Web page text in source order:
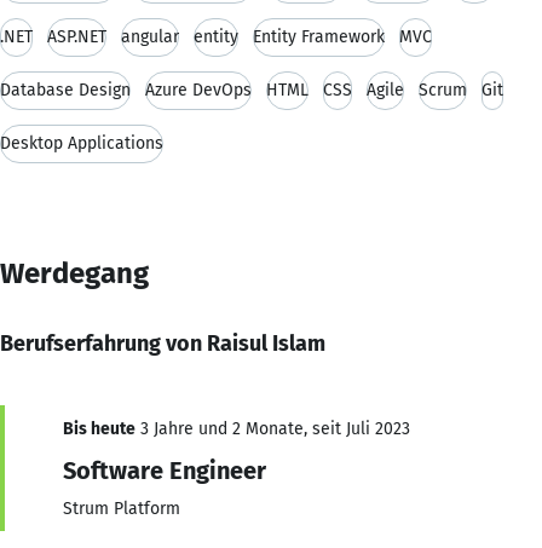
.NET ASP.NET angular entity Entity Framework MVC
Database Design Azure DevOps HTML CSS Agile Scrum Git
Desktop Applications
Werdegang
Berufserfahrung von Raisul Islam
Bis heute 3 Jahre und 2 Monate, seit Juli 2023
Software Engineer
Strum Platform